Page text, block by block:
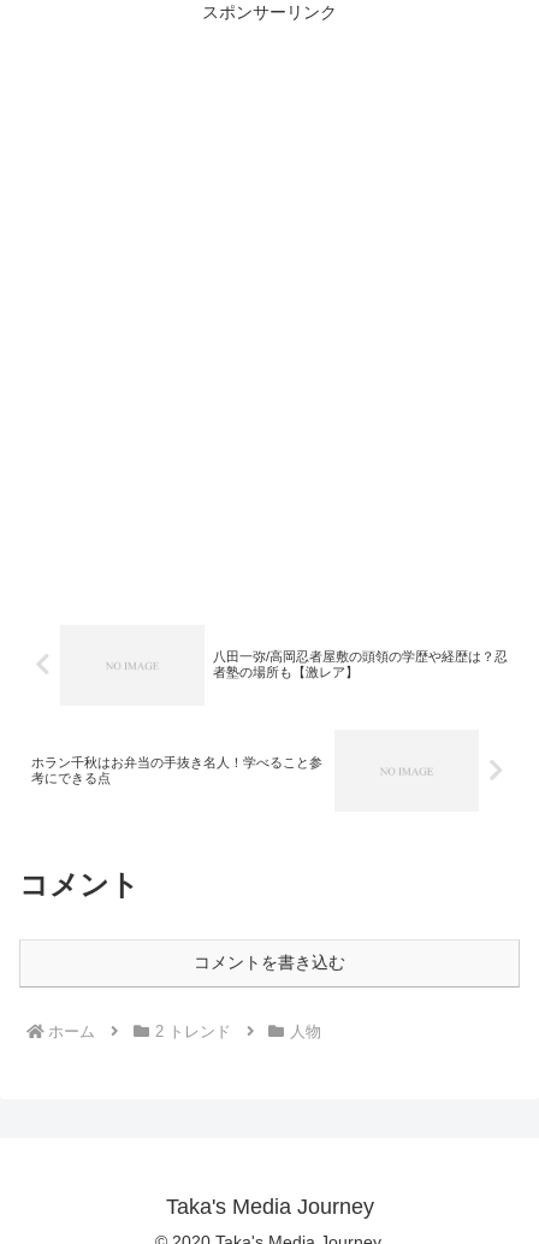
スポンサーリンク
八田一弥/高岡忍者屋敷の頭領の学歴や経歴は？忍
者塾の場所も【激レア】
ホラン千秋はお弁当の手抜き名人！学べること参
考にできる点
コメント
コメントを書き込む
ホーム 2 トレンド 人物
Taka's Media Journey